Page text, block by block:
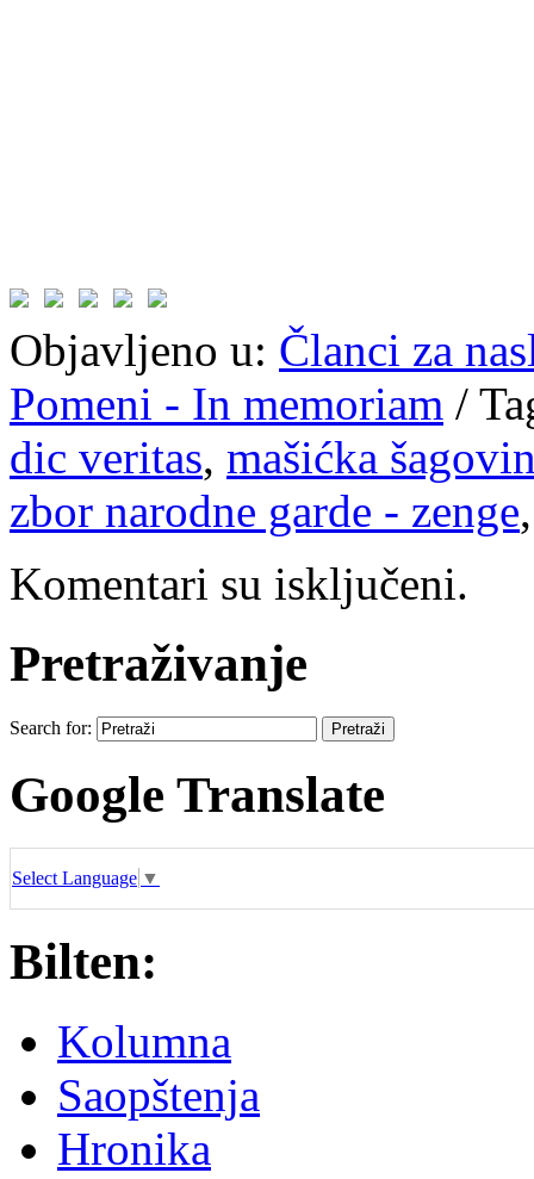
Objavljeno u: Članci za
Pomeni - In memoriam /
dic veritas, mašićka
zbor narodne garde - zenge
Komentari su isključeni.
Pretraživanje
Search for:
Google Translate
Select Language ▼
Bilten:
Kolumna
Saopštenja
Hronika